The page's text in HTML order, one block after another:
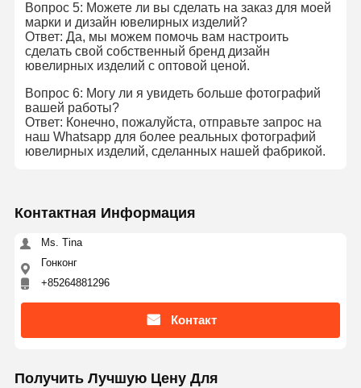
Вопрос 5: Можете ли вы сделать на заказ для моей
марки и дизайн ювелирных изделий?
Ответ: Да, мы можем помочь вам настроить
сделать свой собственный бренд дизайн
ювелирных изделий с оптовой ценой.
Вопрос 6: Могу ли я увидеть больше фотографий
вашей работы?
Ответ: Конечно, пожалуйста, отправьте запрос на
наш Whatsapp для более реальных фотографий
ювелирных изделий, сделанных нашей фабрикой.
Контактная Информация
Ms. Tina
Гонконг
+85264881296
Контакт
Получить Лучшую Цену Для